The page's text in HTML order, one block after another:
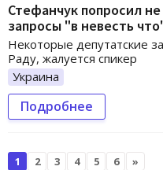
Стефанчук попросил
запросы "в невесть
Некоторые депутатские
Раду, жалуется спикер
Украина
Подробнее
1 2 3 4 5 6 »